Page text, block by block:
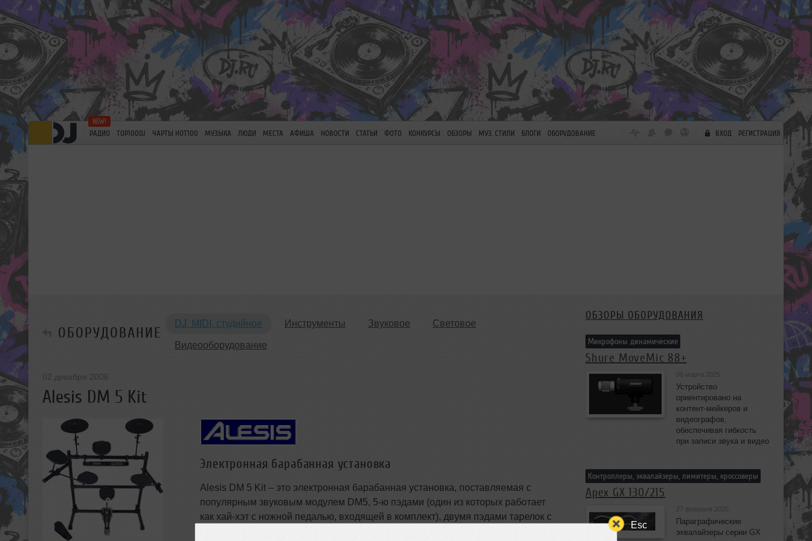
Esc
РАДИО TOP100DJ ЧАРТЫ HOT100 МУЗЫКА ЛЮДИ МЕСТА АФИША НОВОСТИ СТАТЬИ ФОТО КОНКУРСЫ ОБЗОРЫ МУЗ. СТИЛИ БЛОГИ ОБОРУДОВАНИЕ ВХОД РЕГИСТРАЦИЯ
ОБОРУДОВАНИЕ
DJ, MIDI, студийное Инструменты Звуковое Световое
Видеооборудование
02 декабря 2006
Alesis DM 5 Kit
Электронная барабанная установка
Alesis DM 5 Kit – это электронная барабанная установка, поставляемая с
популярным звуковым модулем DM5, 5-ю пэдами (один из которых работает
как хай-хэт с ножной педалью, входящей в комплект), двумя пэдами тарелок с
ОБЗОРЫ ОБОРУДОВАНИЯ
Микрофоны динамические
Shure MoveMic 88+
06 марта 2025
Устройство
ориентировано на
контент-мейкеров и
видеографов,
обеспечивая гибкость
при записи звука и видео
Контроллеры, эквалайзеры, лимитеры, кроссоверы
Apex GX 130/215
27 февраля 2025
Параграфические
эквалайзеры серии GX